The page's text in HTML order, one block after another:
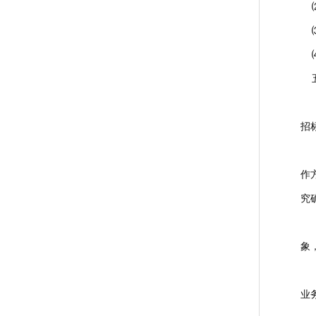
⑵
⑶
⑷
招
作
究
象
业